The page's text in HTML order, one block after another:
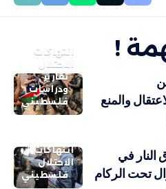
!
انتهاكات
الاحتلال
تقارير
ودراسات
فلسطيني
والمنع
انتهاكات
الاحتلال
فلسطيني
النار في
تحت الركام